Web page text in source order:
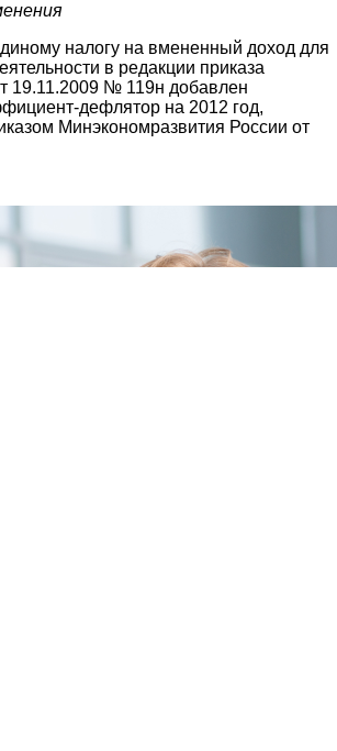
налогу на вмененный доход для
в редакции приказа
19.11.2009 № 119н добавлен
дефлятор на 2012 год,
Минэкономразвития России от